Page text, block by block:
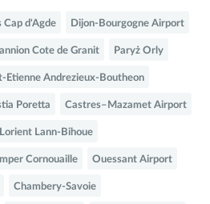
Cap d'Agde Dijon-Bourgogne Airport
Cote de Granit Paryż Orly
Etienne Andrezieux-Boutheon
Poretta Castres–Mazamet Airport
Lorient Lann-Bihoue
Cornouaille Ouessant Airport
Chambery-Savoie